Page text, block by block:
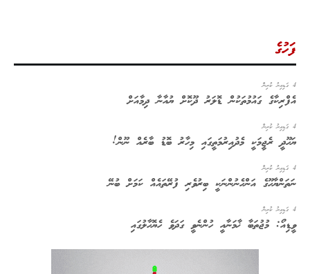
ފަހުގެ
4 ގަޑިއިރު ކުރިން
އެފްރިކާގެ ގައުމުތަކުން ޑޮލަރު ދޫކޮށް ޔުއާނާ ދިމާއަށް
4 ގަޑިއިރު ކުރިން
ޔަހޫދީ ރެޖީމަކީ މެދުއިރުމަތީގައި މިހާރު ބޮޑު ބާރެއް ނޫން!
4 ގަޑިއިރު ކުރިން
ނަތަންޔާހޫގެ އަންހެނުންނަކީ ބިރުވެރި ފުރޭތައެއް ކަމަށް ބުނޭ
4 ގަޑިއިރު ކުރިން
ވީޑިއޯ: މުޖުތަބާ ޚާމަނާއީ ހުންނެވީ ގަދަވެ ހެޔޮހާލުގައި